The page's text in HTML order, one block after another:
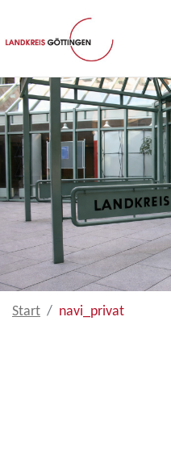
Zum Hauptinhalt springen
Start navi_privat